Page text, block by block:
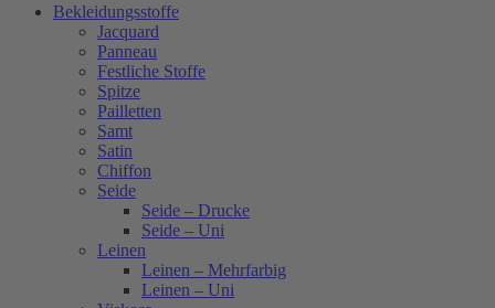
Bekleidungsstoffe
Jacquard
Panneau
Festliche Stoffe
Spitze
Pailletten
Samt
Satin
Chiffon
Seide
Seide – Drucke
Seide – Uni
Leinen
Leinen – Mehrfarbig
Leinen – Uni